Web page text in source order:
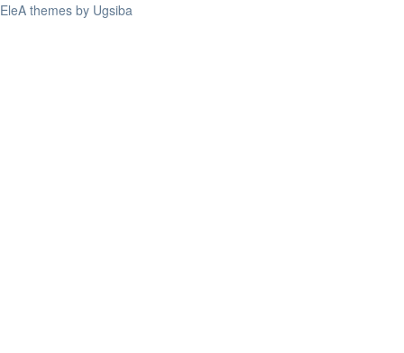
EleA themes by Ugsiba